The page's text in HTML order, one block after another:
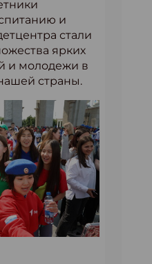
и
стали
ярких
и молодежи в
страны.